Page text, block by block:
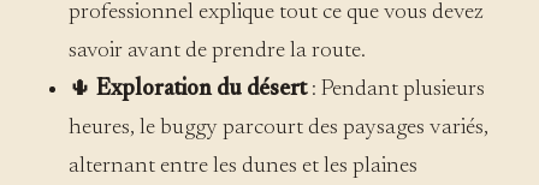
professionnel explique tout ce que vous devez
savoir avant de prendre la route.
🌵 Exploration du désert: Pendant plusieurs
heures, le buggy parcourt des paysages variés,
alternant entre les dunes et les plaines